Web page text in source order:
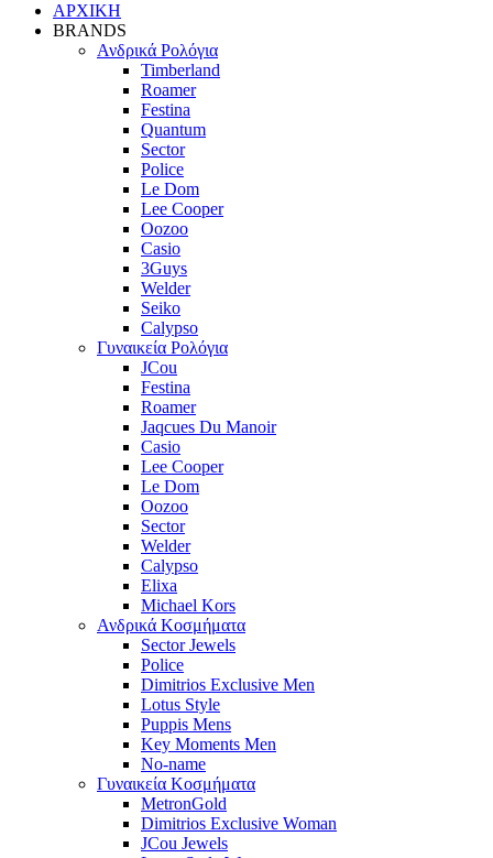
ΑΡΧΙΚΗ
BRANDS
Ανδρικά Ρολόγια
Timberland
Roamer
Festina
Quantum
Sector
Police
Le Dom
Lee Cooper
Oozoo
Casio
3Guys
Welder
Seiko
Calypso
Γυναικεία Ρολόγια
JCou
Festina
Roamer
Jaqcues Du Manoir
Casio
Lee Cooper
Le Dom
Oozoo
Sector
Welder
Calypso
Elixa
Michael Kors
Ανδρικά Κοσμήματα
Sector Jewels
Police
Dimitrios Exclusive Men
Lotus Style
Puppis Mens
Key Moments Men
No-name
Γυναικεία Κοσμήματα
MetronGold
Dimitrios Exclusive Woman
JCou Jewels